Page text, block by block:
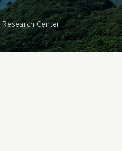
Research Center